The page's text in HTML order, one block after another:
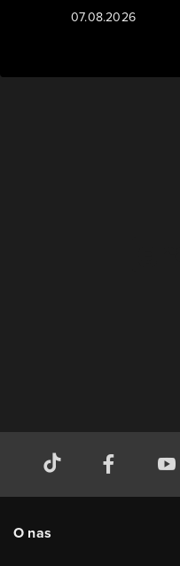
07.08.2026
O nas